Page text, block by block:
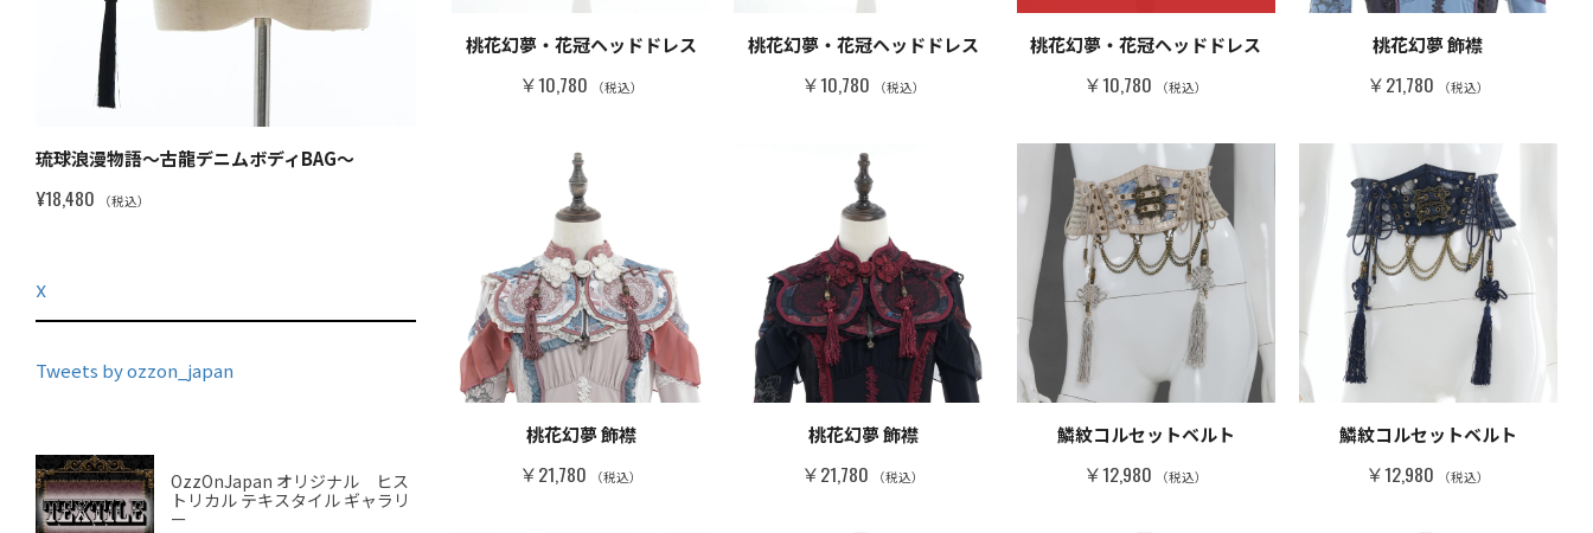
琉球浪漫物語～古龍デニムボディBAG～
¥18,480 （税込）
琉球浪漫物語～古龍デニムボディBAG～ 琉球浪漫物語～古龍ボディBAG～
¥18,480 （税込）
琉球浪漫物語～龍デニムBAG～
¥25,080
X
Tweets by ozzon_japan
OzzOnJapan オリジナル ヒス
トリカル テキスタイル ギャラリ
ー
桃花幻夢・花冠ヘッドドレス
￥10,780 （税込）
桃花幻夢・花冠ヘッドドレス
￥10,780 （税込）
桃花幻夢・花冠ヘッドドレス
￥10,780 （税込）
桃花幻夢 飾襟
￥21,780 （税込）
桃花幻夢 飾襟
￥21,780 （税込）
桃花幻夢 飾襟
￥21,780 （税込）
鱗紋コルセットベルト
￥12,980 （税込）
鱗紋コルセットベルト
￥12,980 （税込）